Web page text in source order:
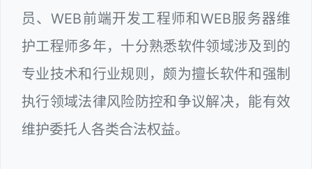
员、WEB前端开发工程师和WEB服务器维
护工程师多年，十分熟悉软件领域涉及到的
专业技术和行业规则，颇为擅长软件和强制
执行领域法律风险防控和争议解决，能有效
维护委托人各类合法权益。